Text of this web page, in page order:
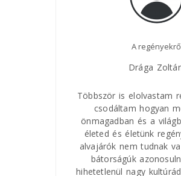
Többször is elolvastam regényedet, és
csodáltam hogyan merülsz alá
önmagadban és a világban. Megírtad
életed és életünk regényét, csak az
alvajárók nem tudnak vagy nincs elég
bátorságúk azonosulni veled, és
hihetetlenül nagy kultúráddal, hogy újra